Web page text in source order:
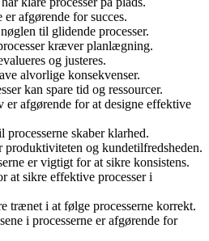
er afgørende for succes.
til glidende processer.
kræver planlægning.
og justeres.
alvorlige konsekvenser.
kan spare tid og ressourcer.
er afgørende for at designe effektive
skaber klarhed.
produktiviteten og kundetilfredsheden.
er vigtigt for at sikre konsistens.
at sikre effektive processer i
trænet i at følge processerne korrekt.
i processerne er afgørende for